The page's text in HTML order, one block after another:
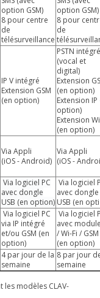
option GSM)
8 pour centre
de
télésurveillance
option GSM)
8 pour
de
IP V intégré
Extension GSM
(en option)
PSTN intégré
(vocal et
digital)
Extension
(en option)
Extension IP
option)
Extension
(en option)
Via Appli
(iOS - Android)
Via Appli
(iOS -
Via logiciel PC
avec dongle
USB (en option)
Via logiciel
avec dongle
USB (en
Via logiciel PC
via IP intégré
et/ou GSM (en
option)
Via logiciel
avec
/ Wi-Fi / GSM
(en option)
4 par jour de la
semaine
8 par jour
semaine
les modèles CLAV-